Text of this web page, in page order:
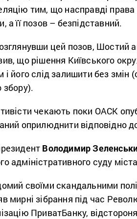
тим, що насправді
а її позов – безпідставний.
цей позов, Шостий
що рішення Київського
і його слід залишити без змін
збору).
чекають поки ОАСК
оприлюднити відповідно
Володимир
адміністративного суду
своїми скандальними
мирні зібрання під час
ПриватБанку,